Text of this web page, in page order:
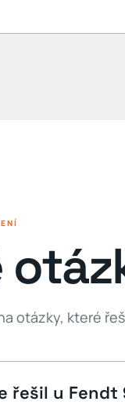
otázky, které
řešil u Fendt